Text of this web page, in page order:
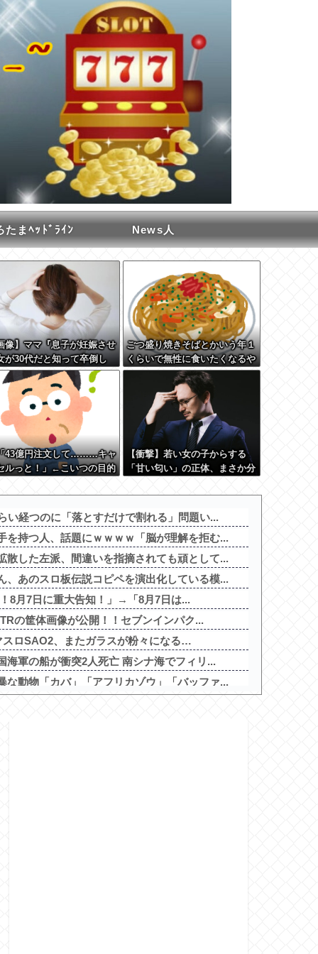
たまﾍｯﾄﾞﾗｲﾝ News人
像】ママ『息子が妊娠させ
が30代だと知って卒倒し
←これ
ごつ盛り焼きそばとかいう年１
くらいで無性に食いたくなるや
つｗｗｗｗｗｗｗｗ
43億円注文して………キャ
ルっと！」←こいつの目的
【衝撃】若い女の子からする
「甘い匂い」の正体、まさか分
な？よな？w w w w w w w w
w w w
い経つのに「落とすだけで割れる」問題い...
を持つ人、話題にｗｗｗｗ「脳が理解を拒む...
散した左派、間違いを指摘されても頑として...
、あのスロ板伝説コピペを演出化している模...
8月7日に重大告知！」→「8月7日は...
の筐体画像が公開！！セブンインパク...
スロSAO2、またガラスが粉々になる…
海軍の船が衝突2人死亡 南シナ海でフィリ...
な動物「カバ」「アフリカゾウ」「バッファ...